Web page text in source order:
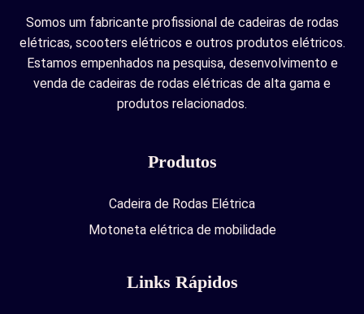
Somos um fabricante profissional de cadeiras de rodas
elétricas, scooters elétricos e outros produtos elétricos.
Estamos empenhados na pesquisa, desenvolvimento e
venda de cadeiras de rodas elétricas de alta gama e
produtos relacionados.
Produtos
Cadeira de Rodas Elétrica
Motoneta elétrica de mobilidade
Links Rápidos